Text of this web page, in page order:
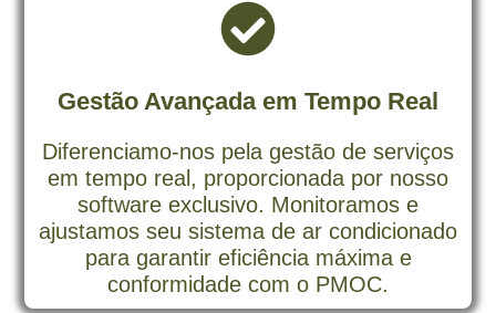
Gestão Avançada em Tempo Real
Diferenciamo-nos pela gestão de serviços
em tempo real, proporcionada por nosso
software exclusivo. Monitoramos e
ajustamos seu sistema de ar condicionado
para garantir eficiência máxima e
conformidade com o PMOC.